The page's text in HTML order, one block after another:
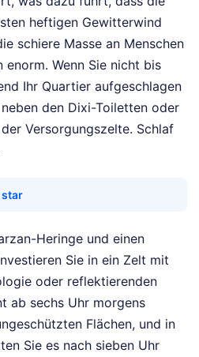
heftigen Gewitterwind
schiere Masse an Menschen
Wenn Sie nicht bis
Ihr Quartier aufgeschlagen
den Dixi-Toiletten oder
Versorgungszelte. Schlaf
star
Heringe und einen
Sie in ein Zelt mit
oder reflektierenden
ab sechs Uhr morgens
Flächen, und in
Sie es nach sieben Uhr